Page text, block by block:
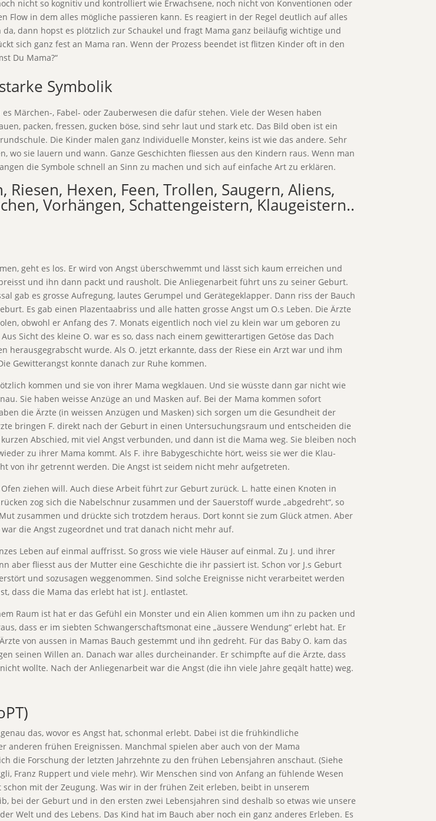
nicht so kognitiv und kontrolliert wie Erwachsene, noch nicht von Konventionen oder
Flow in dem alles mögliche passieren kann. Es reagiert in der Regel deutlich auf alles
dann hopst es plötzlich zur Schaukel und fragt Mama ganz beiläufig wichtige und
sich ganz fest an Mama ran. Wenn der Prozess beendet ist flitzen Kinder oft in den
Du Mama?“
Symbolik
Märchen-, Fabel- oder Zauberwesen die dafür stehen. Viele der Wesen haben
packen, fressen, gucken böse, sind sehr laut und stark etc. Das Bild oben ist ein
Die Kinder malen ganz Individuelle Monster, keins ist wie das andere. Sehr
wo sie lauern und wann. Ganze Geschichten fliessen aus den Kindern raus. Wenn man
die Symbole schnell an Sinn zu machen und sich auf einfache Art zu erklären.
Hexen, Feen, Trollen, Saugern, Aliens,
Vorhängen, Schattengeistern, Klaugeistern..
geht es los. Er wird von Angst überschwemmt und lässt sich kaum erreichen und
und ihn dann packt und rausholt. Die Anliegenarbeit führt uns zu seiner Geburt.
gab es grosse Aufregung, lautes Gerumpel und Gerätegeklapper. Dann riss der Bauch
Es gab einen Plazentaabriss und alle hatten grosse Angst um O.s Leben. Die Ärzte
obwohl er Anfang des 7. Monats eigentlich noch viel zu klein war um geboren zu
Sicht des kleine O. war es so, dass nach einem gewitterartigen Getöse das Dach
herausgegrabscht wurde. Als O. jetzt erkannte, dass der Riese ein Arzt war und ihm
Gewitterangst konnte danach zur Ruhe kommen.
kommen und sie von ihrer Mama wegklauen. Und sie wüsste dann gar nicht wie
Sie haben weisse Anzüge an und Masken auf. Bei der Mama kommen sofort
die Ärzte (in weissen Anzügen und Masken) sich sorgen um die Gesundheit der
bringen F. direkt nach der Geburt in einen Untersuchungsraum und entscheiden die
Abschied, mit viel Angst verbunden, und dann ist die Mama weg. Sie bleiben noch
zu ihrer Mama kommt. Als F. ihre Babygeschichte hört, weiss sie wer die Klau-
von ihr getrennt werden. Die Angst ist seidem nicht mehr aufgetreten.
ziehen will. Auch diese Arbeit führt zur Geburt zurück. L. hatte einen Knoten in
zog sich die Nabelschnur zusammen und der Sauerstoff wurde „abgedreht“, so
zusammen und drückte sich trotzdem heraus. Dort konnt sie zum Glück atmen. Aber
die Angst zugeordnet und trat danach nicht mehr auf.
Leben auf einmal auffrisst. So gross wie viele Häuser auf einmal. Zu J. und ihrer
aber fliesst aus der Mutter eine Geschichte die ihr passiert ist. Schon vor J.s Geburt
und sozusagen weggenommen. Sind solche Ereignisse nicht verarbeitet werden
dass die Mama das erlebt hat ist J. entlastet.
Raum ist hat er das Gefühl ein Monster und ein Alien kommen um ihn zu packen und
dass er im siebten Schwangerschaftsmonat eine „äussere Wendung“ erlebt hat. Er
von aussen in Mamas Bauch gestemmt und ihn gedreht. Für das Baby O. kam das
seinen Willen an. Danach war alles durcheinander. Er schimpfte auf die Ärzte, dass
wollte. Nach der Anliegenarbeit war die Angst (die ihn viele Jahre geqält hatte) weg.
das, wovor es Angst hat, schonmal erlebt. Dabei ist die frühkindliche
anderen frühen Ereignissen. Manchmal spielen aber auch von der Mama
die Forschung der letzten Jahrzehnte zu den frühen Lebensjahren anschaut. (Siehe
Franz Ruppert und viele mehr). Wir Menschen sind von Anfang an fühlende Wesen
mit der Zeugung. Was wir in der frühen Zeit erleben, beibt in unserem
bei der Geburt und in den ersten zwei Lebensjahren sind deshalb so etwas wie unsere
Welt und des Lebens. Das Kind hat im Bauch aber noch ein ganz anderes Erleben. Es